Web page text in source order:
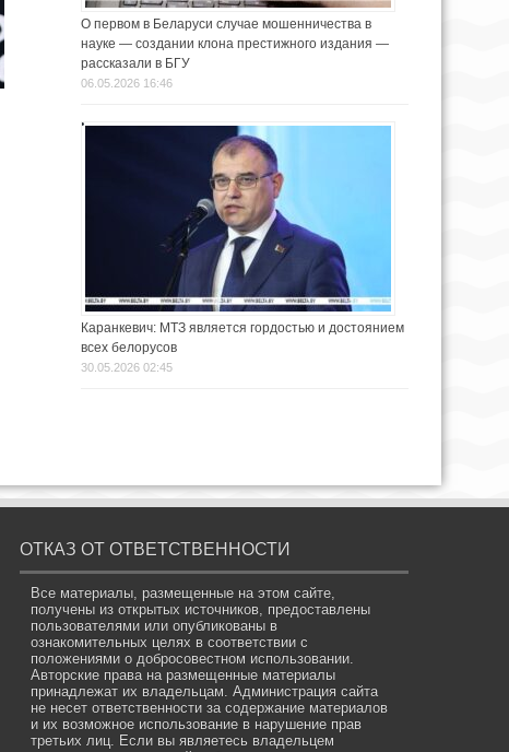
О первом в Беларуси случае мошенничества в
науке — создании клона престижного издания —
рассказали в БГУ
06.05.2026 16:46
Каранкевич: МТЗ является гордостью и достоянием
всех белорусов
30.05.2026 02:45
ОТКАЗ ОТ ОТВЕТСТВЕННОСТИ
Все материалы, размещенные на этом сайте,
получены из открытых источников, предоставлены
пользователями или опубликованы в
ознакомительных целях в соответствии с
положениями о добросовестном использовании.
Авторские права на размещенные материалы
принадлежат их владельцам. Администрация сайта
не несет ответственности за содержание материалов
и их возможное использование в нарушение прав
третьих лиц. Если вы являетесь владельцем